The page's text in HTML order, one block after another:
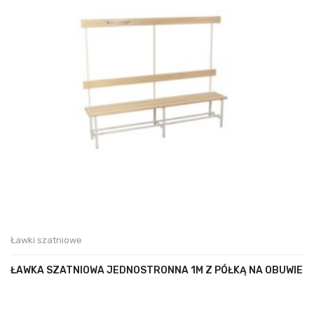
Ławki szatniowe
ŁAWKA SZATNIOWA JEDNOSTRONNA 1M Z PÓŁKĄ NA OBUWIE